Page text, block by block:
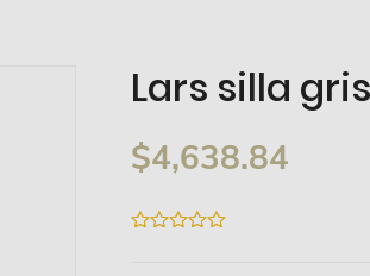
Lars silla
$4,638.84